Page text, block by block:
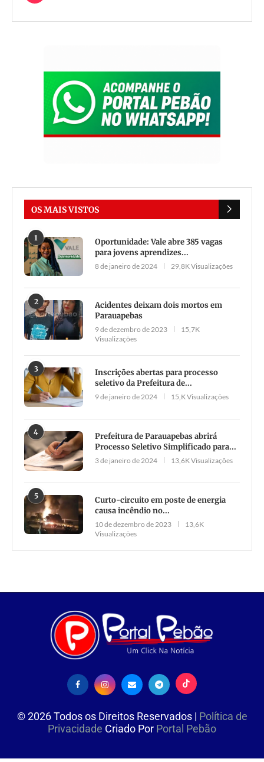
OS MAIS VISTOS
1
Oportunidade: Vale abre 385 vagas
para jovens aprendizes...
8 de janeiro de 2024 29,8K Visualizações
2
Acidentes deixam dois mortos em
Parauapebas
9 de dezembro de 2023
15,7K
Visualizações
3
Inscrições abertas para processo
seletivo da Prefeitura de...
9 de janeiro de 2024 15,K Visualizações
4
Prefeitura de Parauapebas abrirá
Processo Seletivo Simplificado para...
3 de janeiro de 2024 13,6K Visualizações
5
Curto-circuito em poste de energia
causa incêndio no...
10 de dezembro de 2023
13,6K
Visualizações
©2026Todos os Direitos Reservados | Política de
Privacidade Criado Por Portal Pebão